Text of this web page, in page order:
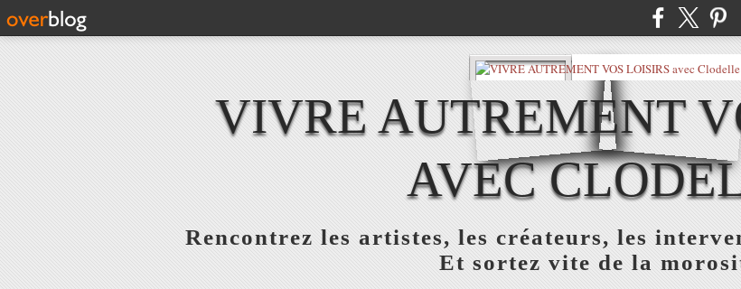
VIVRE AUTREMENT
AVEC
Rencontrez les artistes, les créateurs, les
Et sortez vite de la